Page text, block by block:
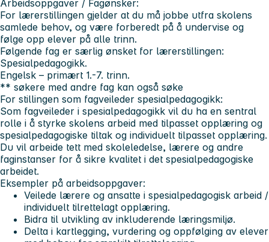
Arbeidsoppgaver / Fagønsker:
For lærerstillingen gjelder at du må jobbe utfra skolens
samlede behov, og være forberedt på å undervise og
følge opp elever på alle trinn.
Følgende fag er særlig ønsket for lærerstillingen:
Spesialpedagogikk.
Engelsk – primært 1.-7. trinn.
** søkere med andre fag kan også søke
For stillingen som fagveileder spesialpedagogikk:
Som fagveileder i spesialpedagogikk vil du ha en sentral
rolle i å styrke skolens arbeid med tilpasset opplæring og
spesialpedagogiske tiltak og individuelt tilpasset opplæring.
Du vil arbeide tett med skoleledelse, lærere og andre
faginstanser for å sikre kvalitet i det spesialpedagogiske
arbeidet.
Eksempler på arbeidsoppgaver:
Veilede lærere og ansatte i spesialpedagogisk arbeid /
individuelt tilrettelagt opplæring.
Bidra til utvikling av inkluderende læringsmiljø.
Delta i kartlegging, vurdering og oppfølging av elever